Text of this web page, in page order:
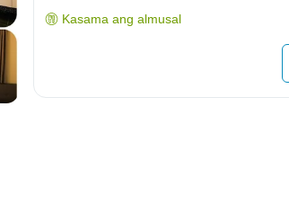
Kasama ang almusal